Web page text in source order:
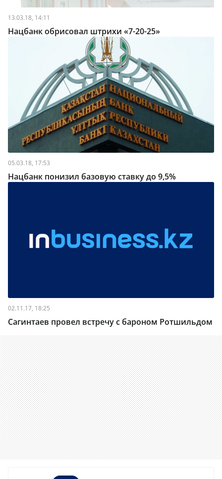
13.03.18, 14:11
Нацбанк обрисовал штрихи «7-20-25»
05.03.18, 17:53
Нацбанк понизил базовую ставку до 9,5%
02.11.17, 18:25
Сагинтаев провел встречу с бароном Ротшильдом